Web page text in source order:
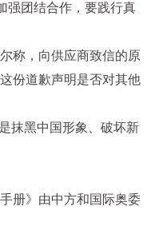
强团结合作，要践行真
称，向供应商致信的原
份道歉声明是否对其他
抹黑中国形象、破坏新
册》由中方和国际奥委